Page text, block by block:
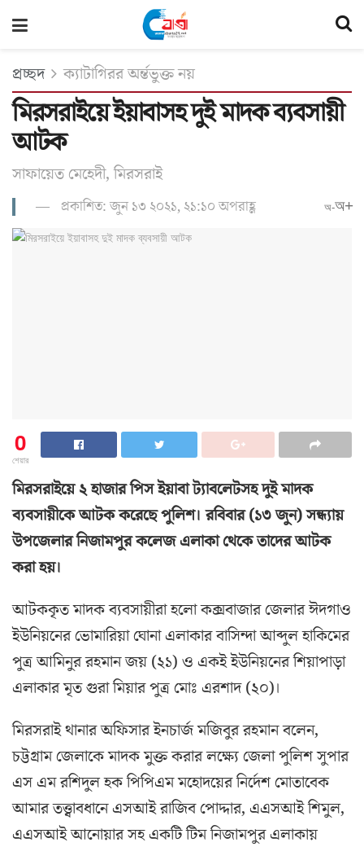
প্রচ্ছদ ক্যাটাগিরর অর্ন্তভুক্ত নয়
মিরসরাইয়ে ইয়াবাসহ দুই মাদক ব্যবসায়ী
আটক
সাফায়েত মেহেদী, মিরসরাই
প্রকাশিত: জুন ১৩ ২০২১, ২১:১০ অপরাহ্ণ অ-অ+
0
শেয়ার
মিরসরাইয়ে ২ হাজার পিস ইয়াবা ট্যাবলেটসহ দুই মাদক
ব্যবসায়ীকে আটক করেছে পুলিশ। রবিবার (১৩ জুন) সন্ধ্যায়
উপজেলার নিজামপুর কলেজ এলাকা থেকে তাদের আটক
করা হয়।
আটককৃত মাদক ব্যবসায়ীরা হলো কক্সবাজার জেলার ঈদগাও
ইউনিয়নের ভোমারিয়া ঘোনা এলাকার বাসিন্দা আব্দুল হাকিমের
পুত্র আমিনুর রহমান জয় (২১) ও একই ইউনিয়নের শিয়াপাড়া
এলাকার মৃত গুরা মিয়ার পুত্র মোঃ এরশাদ (২০)।
মিরসরাই থানার অফিসার ইনচার্জ মজিবুর রহমান বলেন,
চট্টগ্রাম জেলাকে মাদক মুক্ত করার লক্ষ্যে জেলা পুলিশ সুপার
এস এম রশিদুল হক পিপিএম মহোদয়ের নির্দেশ মোতাবেক
আমার তত্ত্বাবধানে এসআই রাজিব পোদ্দার, এএসআই শিমুল,
এএসআই আনোয়ার সহ একটি টিম নিজামপুর এলাকায়